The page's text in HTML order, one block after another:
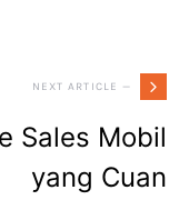
NEXT ARTICLE —
Sales Mobil
yang Cuan